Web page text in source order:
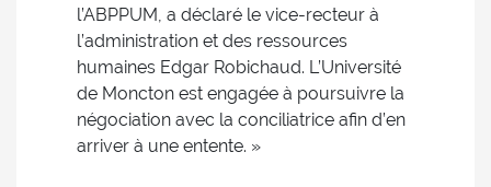
l’ABPPUM, a déclaré le vice-recteur à
l’administration et des ressources
humaines Edgar Robichaud. L’Université
de Moncton est engagée à poursuivre la
négociation avec la conciliatrice afin d’en
arriver à une entente. »